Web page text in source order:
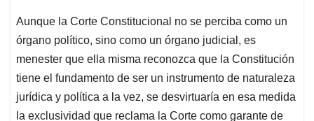
Aunque la Corte Constitucional no se perciba como un
órgano político, sino como un órgano judicial, es
menester que ella misma reconozca que la Constitución
tiene el fundamento de ser un instrumento de naturaleza
jurídica y política a la vez, se desvirtuaría en esa medida
la exclusividad que reclama la Corte como garante de